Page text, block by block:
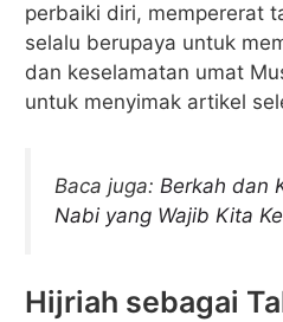
perbaiki diri, mempererat
selalu berupaya untuk
dan keselamatan umat
untuk menyimak artikel
Baca juga: Berkah dan
Nabi yang Wajib Kita
Hijriah sebagai